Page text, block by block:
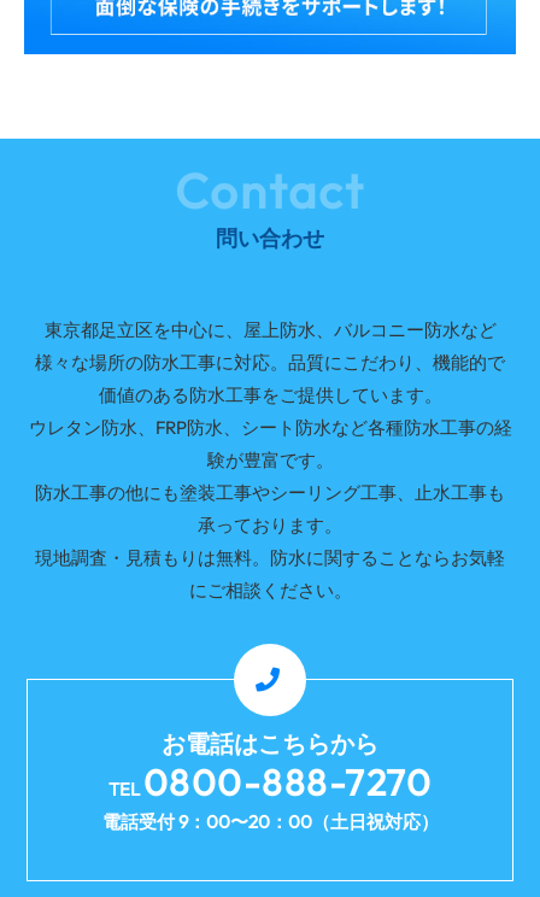
Contact
問い合わせ
東京都足立区を中心に、屋上防水、バルコニー防水など
様々な場所の防水工事に対応。品質にこだわり、機能的で
価値のある防水工事をご提供しています。
ウレタン防水、FRP防水、シート防水など各種防水工事の経
験が豊富です。
防水工事の他にも塗装工事やシーリング工事、止水工事も
承っております。
現地調査・見積もりは無料。防水に関することならお気軽
にご相談ください。
お電話はこちらから
TEL0800-888-7270
電話受付 9：00〜20：00（土日祝対応）